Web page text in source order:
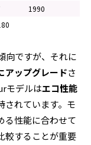
1990
向ですが、それに
アップグレードさ
モデルはエコ性能
されています。モ
る性能に合わせて
較することが重要